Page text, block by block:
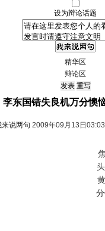
设为辩论话题
精华区
辩论区
李东国错失良机万分懊
来说两句 2009年09月13日